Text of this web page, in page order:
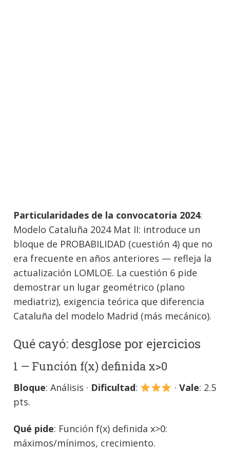
Particularidades de la convocatoria 2024:
Modelo Cataluña 2024 Mat II: introduce un
bloque de PROBABILIDAD (cuestión 4) que no
era frecuente en años anteriores — refleja la
actualización LOMLOE. La cuestión 6 pide
demostrar un lugar geométrico (plano
mediatriz), exigencia teórica que diferencia
Cataluña del modelo Madrid (más mecánico).
Qué cayó: desglose por ejercicios
1 — Función f(x) definida x>0
Bloque: Análisis · Dificultad: · Vale: 2.5
pts.
Qué pide: Función f(x) definida x>0:
máximos/mínimos, crecimiento.